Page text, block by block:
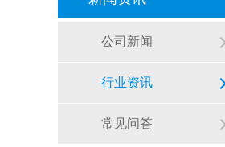
公司新闻
行业资讯
常见问答